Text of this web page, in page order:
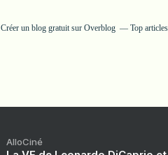
Créer un blog gratuit sur Overblog Top articles
AlloCiné